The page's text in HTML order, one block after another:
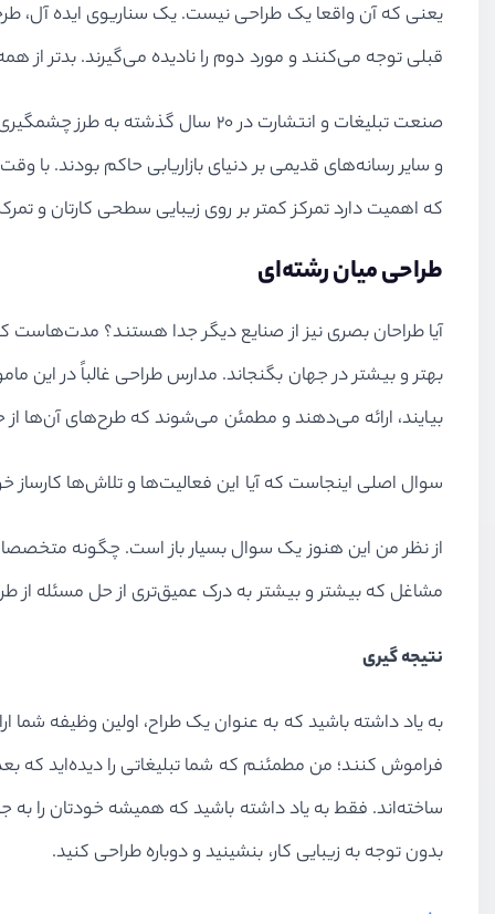
یعنی که آن واقعا یک طراحی نیست. یک سناریوی ایده آل،
قبلی توجه می‌کنند و مورد دوم را نادیده می‌گیرند. بدتر از
صنعت تبلیغات و انتشارت در ۲۰
و سایر رسانه‌های قدیمی بر دنیای بازاریابی حاکم بودند.
که اهمیت دارد تمرکز کمتر بر روی زیبایی سطحی کارتان و
طراحی میان رشته‌ای
آیا طراحان بصری نیز از صنایع دیگر جدا هستند؟
بهتر و بیشتر در جهان بگنجاند. مدارس طراحی غالباً در این
بیایند، ارائه می‌دهند و مطمئن می‌شوند که طرح‌های آن‌ها از
سوال اصلی اینجاست که آیا این فعالیت‌ها و تلاش‌ها
از نظر من این هنوز یک سوال بسیار باز است. چگونه
مشاغل که بیشتر و بیشتر به درک عمیق‌تری از حل مسئله از
نتیجه گیری
به یاد داشته باشید که به عنوان یک طراح، اولین وظیفه شما
فراموش کنند؛ من مطمئنم که شما تبلیغاتی را دیده‌اید
ساخته‌اند. فقط به یاد داشته باشید که همیشه خودتان را به
بدون توجه به زیبایی کار، بنشینید و دوباره طراحی کنید.